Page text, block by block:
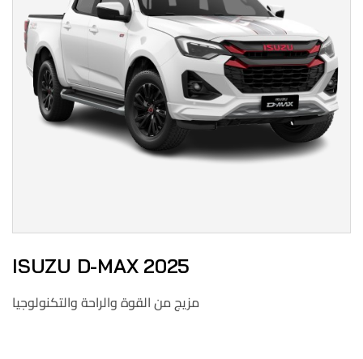
ISUZU D-MAX 2025
مزيج من القوة والراحة والتكنولوجيا